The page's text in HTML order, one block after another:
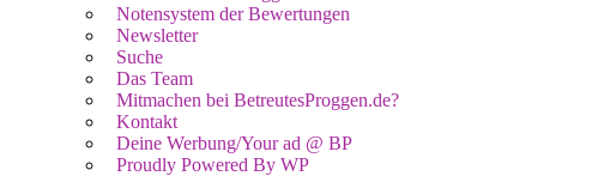
Notensystem der Bewertungen
Newsletter
Suche
Das Team
Mitmachen bei BetreutesProggen.de?
Kontakt
Deine Werbung/Your ad @ BP
Proudly Powered By WP